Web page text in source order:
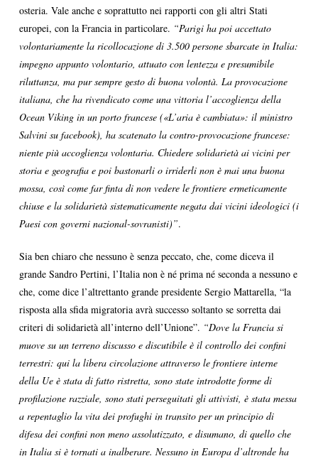
osteria. Vale anche e soprattutto nei rapporti con gli altri Stati
europei, con la Francia in particolare. “Parigi ha poi accettato
volontariamente la ricollocazione di 3.500 persone sbarcate in Italia:
impegno appunto volontario, attuato con lentezza e presumibile
riluttanza, ma pur sempre gesto di buona volontà. La provocazione
italiana, che ha rivendicato come una vittoria l’accoglienza della
Ocean Viking in un porto francese («L’aria è cambiata»: il ministro
Salvini su facebook), ha scatenato la contro-provocazione francese:
niente più accoglienza volontaria. Chiedere solidarietà ai vicini per
storia e geografia e poi bastonarli o irriderli non è mai una buona
mossa, così come far finta di non vedere le frontiere ermeticamente
chiuse e la solidarietà sistematicamente negata dai vicini ideologici (i
Paesi con governi nazional-sovranisti)”.
Sia ben chiaro che nessuno è senza peccato, che, come diceva il
grande Sandro Pertini, l’Italia non è né prima né seconda a nessuno e
che, come dice l’altrettanto grande presidente Sergio Mattarella, “la
risposta alla sfida migratoria avrà successo soltanto se sorretta dai
criteri di solidarietà all’interno dell’Unione”. “Dove la Francia si
muove su un terreno discusso e discutibile è il controllo dei confini
terrestri: qui la libera circolazione attraverso le frontiere interne
della Ue è stata di fatto ristretta, sono state introdotte forme di
profilazione razziale, sono stati perseguitati gli attivisti, è stata messa
a repentaglio la vita dei profughi in transito per un principio di
difesa dei confini non meno assolutizzato, e disumano, di quello che
in Italia si è tornati a inalberare. Nessuno in Europa d’altronde ha